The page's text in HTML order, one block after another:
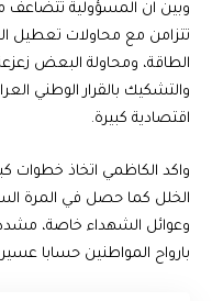
وبين ان المسؤولية تتضاعف
تتزامن مع محاولات تعطيل
الطاقة، ومحاولة البعض
والتشكيك بالقرار الوطني
اقتصادية كبيرة.
واكد الكاظمي اتخاذ خطوات
الخلل كما حصل في المرة
وعوائل الشهداء خاصة،
بارواح المواطنين حسابا